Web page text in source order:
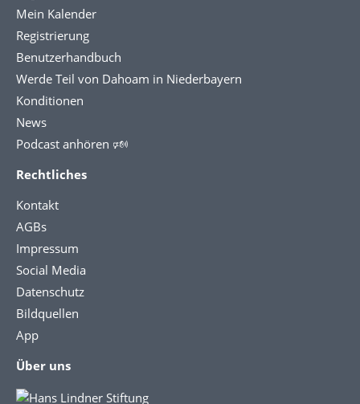
Mein Kalender
Registrierung
Benutzerhandbuch
Werde Teil von Dahoam in Niederbayern
Konditionen
News
Podcast anhören 🕬
Rechtliches
Kontakt
AGBs
Impressum
Social Media
Datenschutz
Bildquellen
App
Über uns